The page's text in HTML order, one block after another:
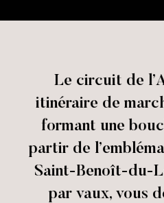
Le circuit de
itinéraire de
formant une
partir de
Saint-Benoît-du-
par vaux, vous